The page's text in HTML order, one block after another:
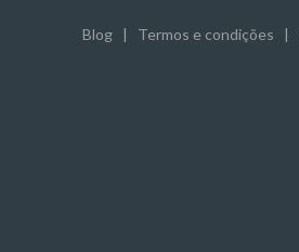
Blog| Termos e condições |